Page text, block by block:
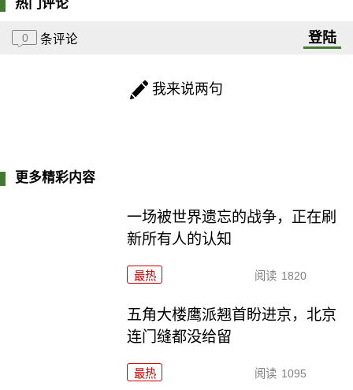
热门评论
0 条评论 登陆
我来说两句
更多精彩内容
一场被世界遗忘的战争，正在刷
新所有人的认知
最热 阅读 1820
五角大楼鹰派翘首盼进京，北京
连门缝都没给留
最热 阅读 1095